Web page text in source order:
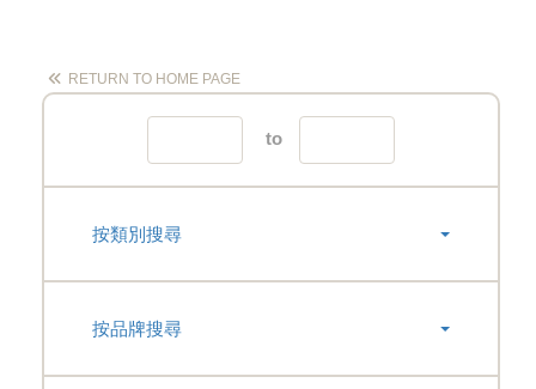
RETURN TO HOME PAGE
to
按類別搜尋
按品牌搜尋